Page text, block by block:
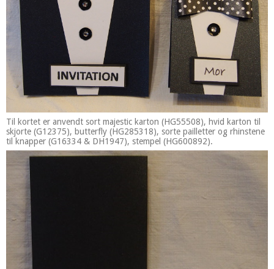
Til kortet er anvendt sort majestic karton (HG55508), hvid karton til
skjorte (G12375), butterfly (HG285318), sorte pailletter og rhinstene
til knapper (G16334 & DH1947), stempel (HG600892).